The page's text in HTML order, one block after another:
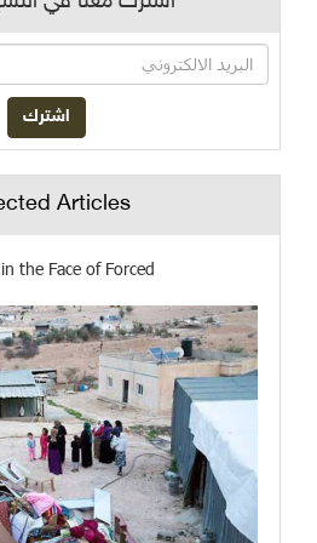
Articles
the Face of Forced